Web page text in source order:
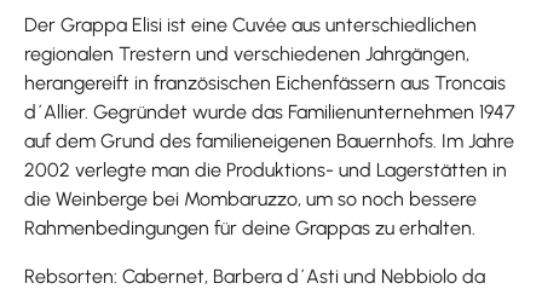
Der Grappa Elisi ist eine Cuvée aus unterschiedlichen
regionalen Trestern und verschiedenen Jahrgängen,
herangereift in französischen Eichenfässern aus Troncais
d´Allier. Gegründet wurde das Familienunternehmen 1947
auf dem Grund des familieneigenen Bauernhofs. Im Jahre
2002 verlegte man die Produktions- und Lagerstätten in
die Weinberge bei Mombaruzzo, um so noch bessere
Rahmenbedingungen für deine Grappas zu erhalten.
Rebsorten: Cabernet, Barbera d´Asti und Nebbiolo da